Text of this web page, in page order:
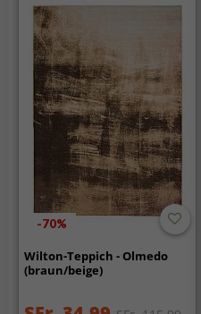
-70%
Wilton-Teppich - Olmedo
(braun/beige)